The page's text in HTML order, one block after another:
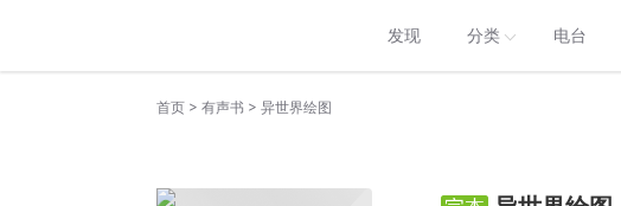
发现 分类 电台
首页 > 有声书 > 异世界绘图